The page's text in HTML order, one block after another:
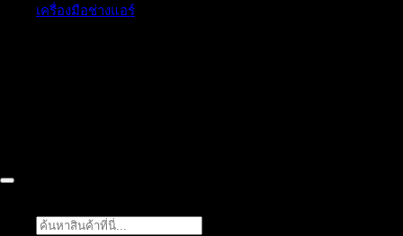
เครื่องมือช่างแอร์
ค้นหา: